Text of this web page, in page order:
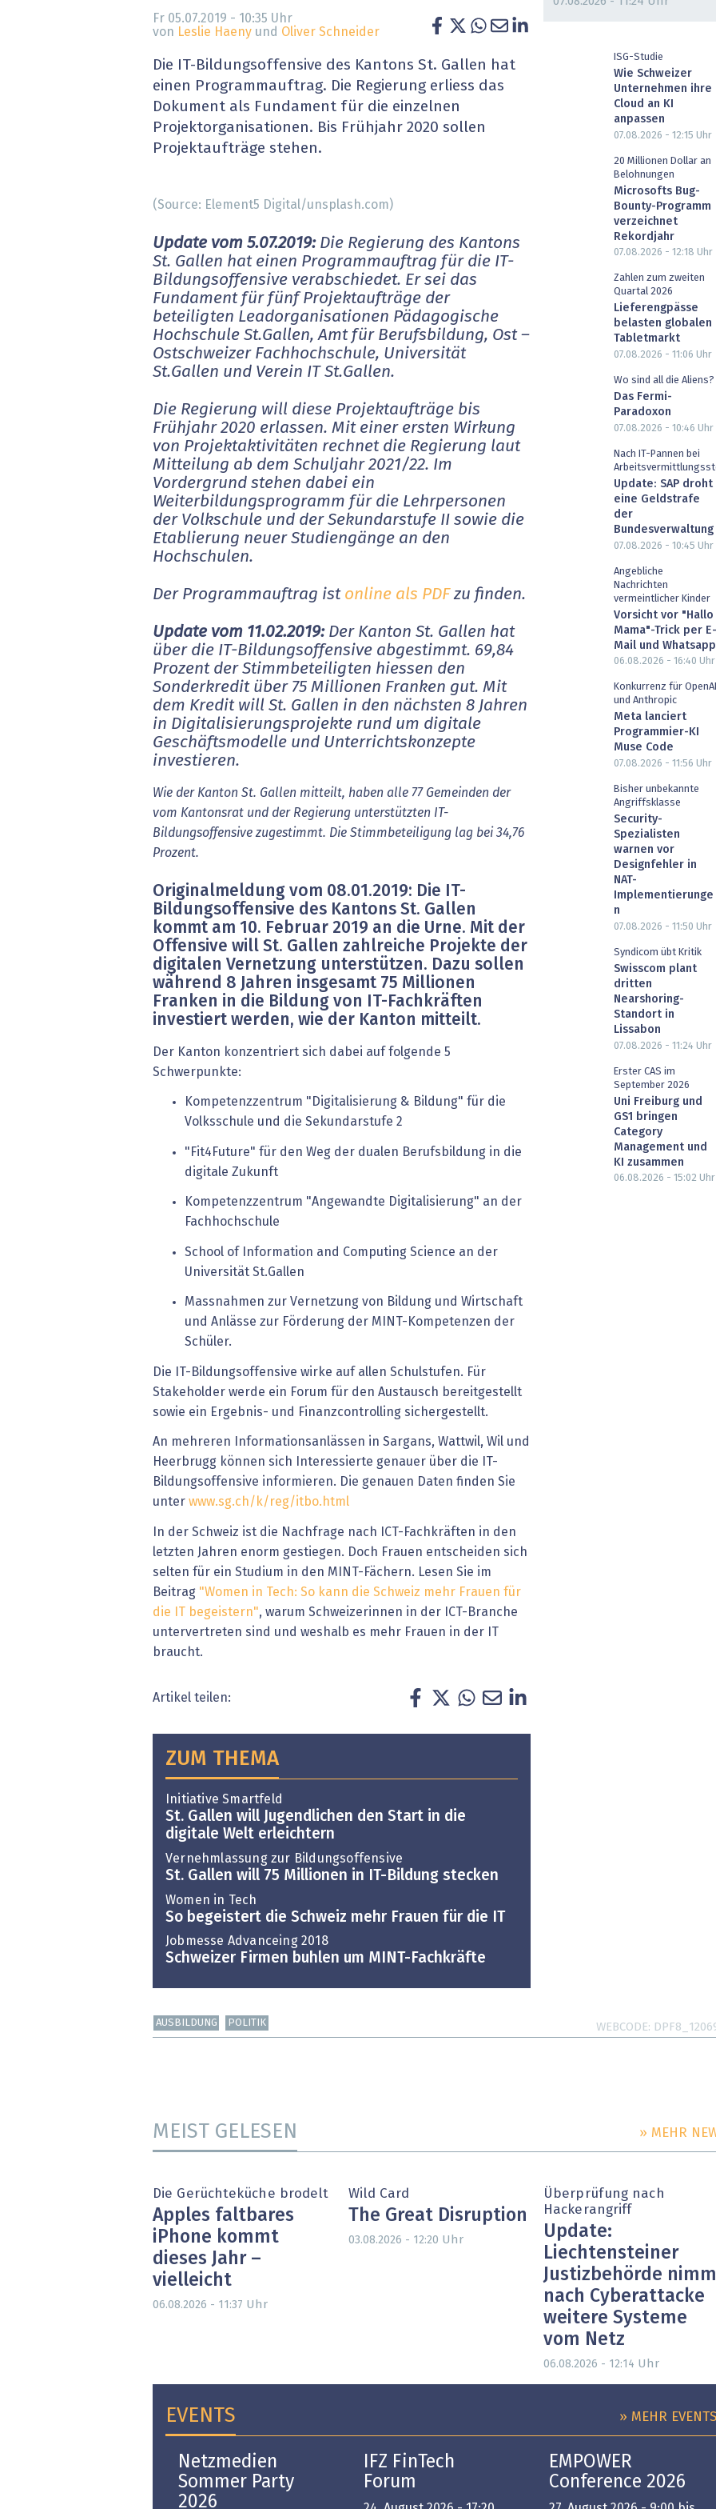
» alle News Gesundheit wird digital
Blockchain
EU-DSGVO
XaaS, Managed Services & Co.
» alle Dossiers
IT for Health
Artificial Intelligence
Finance 2030
Fintech & Insurtech
Professional AV & Digital Signage
Fr 05.07.2019 - 10:35 Uhr
von Leslie Haeny und Oliver Schneider
Die IT-Bildungsoffensive des Kantons St. Gallen hat
einen Programmauftrag. Die Regierung erliess das
Dokument als Fundament für die einzelnen
Projektorganisationen. Bis Frühjahr 2020 sollen
Projektaufträge stehen.
(Source: Element5 Digital/unsplash.com)
Update vom 5.07.2019: Die Regierung des Kantons
St. Gallen hat einen Programmauftrag für die IT-
Bildungsoffensive verabschiedet. Er sei das
Fundament für fünf Projektaufträge der
beteiligten Leadorganisationen Pädagogische
Hochschule St.Gallen, Amt für Berufsbildung, Ost –
Ostschweizer Fachhochschule, Universität
St.Gallen und Verein IT St.Gallen.
Die Regierung will diese Projektaufträge bis
Frühjahr 2020 erlassen. Mit einer ersten Wirkung
von Projektaktivitäten rechnet die Regierung laut
Mitteilung ab dem Schuljahr 2021/22. Im
Vordergrund stehen dabei ein
Weiterbildungsprogramm für die Lehrpersonen
der Volkschule und der Sekundarstufe II sowie die
Etablierung neuer Studiengänge an den
Hochschulen.
Der Programmauftrag ist online als PDFzu finden.
Update vom 11.02.2019: Der Kanton St. Gallen hat
über die IT-Bildungsoffensive abgestimmt. 69,84
Prozent der Stimmbeteiligten hiessen den
Sonderkredit über 75 Millionen Franken gut. Mit
dem Kredit will St. Gallen in den nächsten 8 Jahren
in Digitalisierungsprojekte rund um digitale
Geschäftsmodelle und Unterrichtskonzepte
investieren.
Wie der Kanton St. Gallen mitteilt, haben alle 77 Gemeinden der
vom Kantonsrat und der Regierung unterstützten IT-
Bildungsoffensive zugestimmt. Die Stimmbeteiligung lag bei 34,76
Prozent.
Originalmeldung vom 08.01.2019: Die IT-
Bildungsoffensive des Kantons St. Gallen
kommt am 10. Februar 2019 an die Urne. Mit der
Offensive will St. Gallen zahlreiche Projekte der
digitalen Vernetzung unterstützen. Dazu sollen
während 8 Jahren insgesamt 75 Millionen
Franken in die Bildung von IT-Fachkräften
investiert werden, wie der Kanton mitteilt.
Der Kanton konzentriert sich dabei auf folgende 5
Schwerpunkte:
Kompetenzzentrum "Digitalisierung & Bildung" für die
Volksschule und die Sekundarstufe 2
"Fit4Future" für den Weg der dualen Berufsbildung in die
digitale Zukunft
Kompetenzzentrum "Angewandte Digitalisierung" an der
Fachhochschule
School of Information and Computing Science an der
Universität St.Gallen
Massnahmen zur Vernetzung von Bildung und Wirtschaft
und Anlässe zur Förderung der MINT-Kompetenzen der
Schüler.
Die IT-Bildungsoffensive wirke auf allen Schulstufen. Für
Stakeholder werde ein Forum für den Austausch bereitgestellt
sowie ein Ergebnis- und Finanzcontrolling sichergestellt.
An mehreren Informationsanlässen in Sargans, Wattwil, Wil und
Heerbrugg können sich Interessierte genauer über die IT-
Bildungsoffensive informieren. Die genauen Daten finden Sie
unter www.sg.ch/k/reg/itbo.html
In der Schweiz ist die Nachfrage nach ICT-Fachkräften in den
letzten Jahren enorm gestiegen. Doch Frauen entscheiden sich
selten für ein Studium in den MINT-Fächern. Lesen Sie im
Beitrag "Women in Tech: So kann die Schweiz mehr Frauen für
die IT begeistern", warum Schweizerinnen in der ICT-Branche
untervertreten sind und weshalb es mehr Frauen in der IT
braucht.
Artikel teilen:
ZUM THEMA
Initiative Smartfeld
St. Gallen will Jugendlichen den Start in die
digitale Welt erleichtern
Vernehmlassung zur Bildungsoffensive
St. Gallen will 75 Millionen in IT-Bildung stecken
Women in Tech
So begeistert die Schweiz mehr Frauen für die IT
Jobmesse Advanceing 2018
Schweizer Firmen buhlen um MINT-Fachkräfte
ISG-Studie
Wie Schweizer
Unternehmen ihre
Cloud an KI
anpassen
07.08.2026 - 12:15 Uhr
20 Millionen Dollar an
Belohnungen
Microsofts Bug-
Bounty-Programm
verzeichnet
Rekordjahr
07.08.2026 - 12:18 Uhr
Zahlen zum zweiten
Quartal 2026
Lieferengpässe
belasten globalen
Tabletmarkt
07.08.2026 - 11:06 Uhr
Wo sind all die Aliens?
Das Fermi-
Paradoxon
07.08.2026 - 10:46 Uhr
Nach IT-Pannen bei
Update: SAP droht
eine Geldstrafe
der
Bundesverwaltung
07.08.2026 - 10:45 Uhr
Angebliche
Nachrichten
vermeintlicher Kinder
Vorsicht vor "Hallo
Mama"-Trick per E-
Mail und Whatsapp
06.08.2026 - 16:40 Uhr
Konkurrenz für OpenAI
und Anthropic
Meta lanciert
Programmier-KI
Muse Code
07.08.2026 - 11:56 Uhr
Bisher unbekannte
Angriffsklasse
Security-
Spezialisten
warnen vor
Designfehler in
NAT-
Implementierunge
n
07.08.2026 - 11:50 Uhr
Syndicom übt Kritik
Swisscom plant
dritten
Nearshoring-
Standort in
Lissabon
07.08.2026 - 11:24 Uhr
Erster CAS im
September 2026
Uni Freiburg und
GS1 bringen
Category
Management und
KI zusammen
06.08.2026 - 15:02 Uhr
AUSBILDUNG POLITIK WEBCODE
MEIST GELESEN » MEHR
Die Gerüchteküche brodelt
Apples faltbares
iPhone kommt
dieses Jahr –
vielleicht
06.08.2026 - 11:37 Uhr
Wild Card
The Great Disruption
03.08.2026 - 12:20 Uhr
Überprüfung nach
Hackerangriff
Update:
Liechtensteiner
Justizbehörde
nach Cyberattacke
weitere Systeme
vom Netz
06.08.2026 - 12:14 Uhr
EVENTS » MEHR EVENTS
Netzmedien
Sommer Party
2026
IFZ FinTech
Forum
EMPOWER
Conference 2026